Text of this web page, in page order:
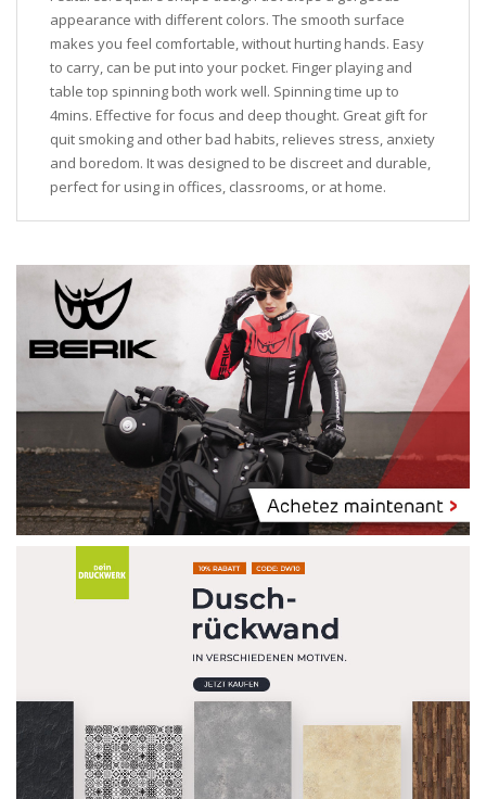
appearance with different colors. The smooth surface
makes you feel comfortable, without hurting hands. Easy
to carry, can be put into your pocket. Finger playing and
table top spinning both work well. Spinning time up to
4mins. Effective for focus and deep thought. Great gift for
quit smoking and other bad habits, relieves stress, anxiety
and boredom. It was designed to be discreet and durable,
perfect for using in offices, classrooms, or at home.